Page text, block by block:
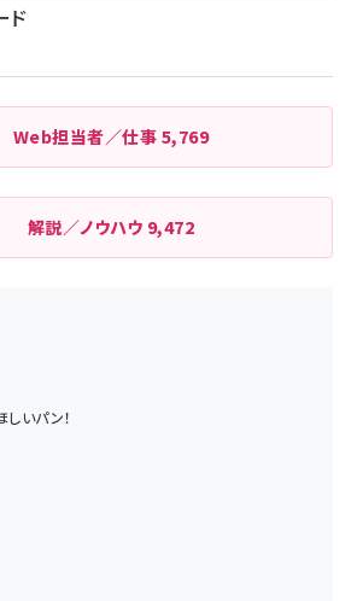
ド
Web担当者／仕事 5,769
解説／ノウハウ 9,472
いパン！